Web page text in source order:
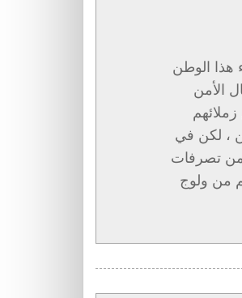
هذا الوطن
الأمن
، لكن في
من تصرفات
من ولوج